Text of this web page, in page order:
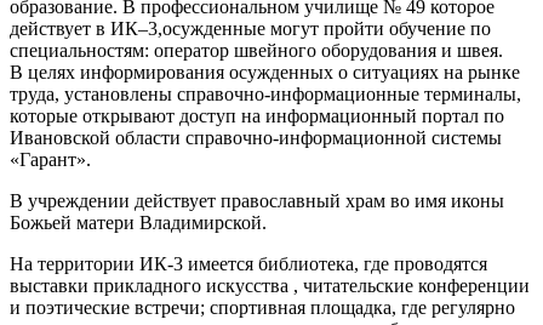
образование. В профессиональном училище № 49 которое
действует в ИК–3,осужденные могут пройти обучение по
специальностям: оператор швейного оборудования и швея.
В целях информирования осужденных о ситуациях на рынке
труда, установлены справочно-информационные терминалы,
которые открывают доступ на информационный портал по
Ивановской области справочно-информационной системы
«Гарант».
В учреждении действует православный храм во имя иконы
Божьей матери Владимирской.
На территории ИК-3 имеется библиотека, где проводятся
выставки прикладного искусства , читательские конференции
и поэтические встречи; спортивная площадка, где регулярно